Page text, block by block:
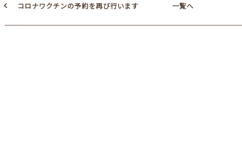
コロナワクチンの予約を再び行います 一覧へ